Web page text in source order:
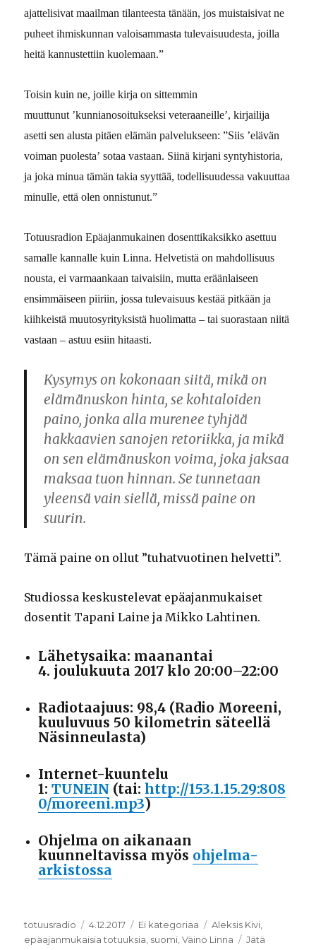
ajattelisivat maailmantilanteesta tänään, jos muistaisivat ne
puheet ihmiskunnan valoisammasta tulevaisuudesta, joilla
heitä kannustettiin kuolemaan.”
Toisin kuin ne, joille kirja on sittemmin
muuttunut ’kunnianosoitukseksi veteraaneille’, kirjailija
asetti senalusta pitäenelämän palvelukseen: ”Siis ’elävän
voiman puolesta’ sotaa vastaan. Siinä kirjani syntyhistoria,
ja joka minua tämän takia syyttää, todellisuudessa vakuuttaa
minulle, että olen onnistunut.”
Totuusradion Epäajanmukainen dosenttikaksikko asettuu
samalle kannalle kuin Linna. Helvetistä on mahdollisuus
nousta, ei varmaankaan taivaisiin, mutta eräänlaiseen
ensimmäiseen piiriin, jossa tulevaisuus kestää pitkään ja
kiihkeistä muutosyrityksistä huolimatta – tai suorastaan niitä
vastaan – astuu esiin hitaasti.
Kysymys on kokonaan siitä, mikä on
elämänuskon hinta, se kohtaloiden
paino, jonka alla murenee tyhjää
hakkaavien sanojen retoriikka, ja mikä
on sen elämänuskon voima, joka jaksaa
maksaa tuon hinnan. Se tunnetaan
yleensä vain siellä, missä paine on
suurin.
Tämä paine on ollut ”tuhatvuotinen helvetti”.
Studiossa keskustelevat epäajanmukaiset
dosentit Tapani Laine ja Mikko Lahtinen.
Lähetysaika: maanantai
4. joulukuuta 2017 klo 20:00–22:00
Radiotaajuus: 98,4 (Radio Moreeni,
kuuluvuus 50 kilometrin säteellä
Näsinneulasta)
Internet-kuuntelu
1:TUNEIN (tai:http://153.1.15.29:808
0/moreeni.mp3)
Ohjelma on aikanaan
kuunneltavissa myös ohjelma-
arkistossa
Kirjoittaja
totuusradio Julkaistu
4.12.2017 Kategoriat
Ei kategoriaa Avainsanat
Aleksis Kivi
epäajanmukaisia totuuksia suomi ,Väinö Linna
Jätä